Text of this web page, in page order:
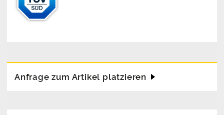
Anfrage zum Artikel platzieren